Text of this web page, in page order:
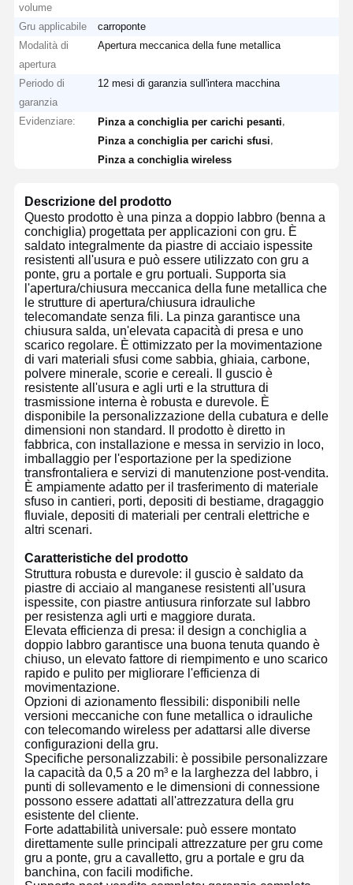
Casa Prodotti Video Chi Siamo
volume
Gru applicabile
carroponte
Modalità di
apertura
Apertura meccanica della fune metallica
Periodo di
garanzia
12 mesi di garanzia sull'intera macchina
Evidenziare: Pinza a conchiglia per carichi pesanti
Pinza a conchiglia per carichi sfusi
Pinza a conchiglia wireless
Descrizione del prodotto
Questo prodotto è una pinza a doppio labbro (benna a
conchiglia) progettata per applicazioni con gru. È
saldato integralmente da piastre di acciaio ispessite
resistenti all'usura e può essere utilizzato con gru a
ponte, gru a portale e gru portuali. Supporta sia
l'apertura/chiusura meccanica della fune metallica che
le strutture di apertura/chiusura idrauliche
telecomandate senza fili. La pinza garantisce una
chiusura salda, un'elevata capacità di presa e uno
scarico regolare. È ottimizzato per la movimentazione
di vari materiali sfusi come sabbia, ghiaia, carbone,
polvere minerale, scorie e cereali. Il guscio è
resistente all'usura e agli urti e la struttura di
trasmissione interna è robusta e durevole. È
disponibile la personalizzazione della cubatura e delle
dimensioni non standard. Il prodotto è diretto in
fabbrica, con installazione e messa in servizio in loco,
imballaggio per l'esportazione per la spedizione
transfrontaliera e servizi di manutenzione post-vendita.
È ampiamente adatto per il trasferimento di materiale
sfuso in cantieri, porti, depositi di bestiame, dragaggio
fluviale, depositi di materiali per centrali elettriche e
altri scenari.
Caratteristiche del prodotto
Struttura robusta e durevole: il guscio è saldato da
piastre di acciaio al manganese resistenti all'usura
ispessite, con piastre antiusura rinforzate sul labbro
per resistenza agli urti e maggiore durata.
Elevata efficienza di presa: il design a conchiglia a
doppio labbro garantisce una buona tenuta quando è
chiuso, un elevato fattore di riempimento e uno scarico
rapido e pulito per migliorare l'efficienza di
movimentazione.
Opzioni di azionamento flessibili: disponibili nelle
versioni meccaniche con fune metallica o idrauliche
con telecomando wireless per adattarsi alle diverse
configurazioni della gru.
Specifiche personalizzabili: è possibile personalizzare
la capacità da 0,5 a 20 m³ e la larghezza del labbro, i
punti di sollevamento e le dimensioni di connessione
possono essere adattati all'attrezzatura della gru
esistente del cliente.
Forte adattabilità universale: può essere montato
direttamente sulle principali attrezzature per gru come
gru a ponte, gru a cavalletto, gru a portale e gru da
banchina, con facili modifiche.